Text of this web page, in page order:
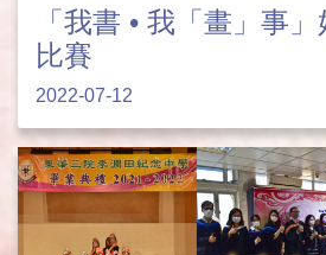
「我書 • 我「畫」事
比賽
2022-07-12